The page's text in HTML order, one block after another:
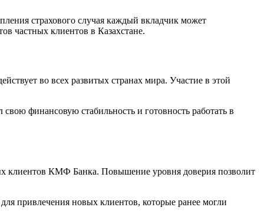
страхового случая каждый вкладчик может
частных клиентов в Казахстане.
во всех развитых странах мира. Участие в этой
финансовую стабильность и готовность работать в
клиентов КМФ Банка. Повышение уровня доверия позволит
привлечения новых клиентов, которые ранее могли